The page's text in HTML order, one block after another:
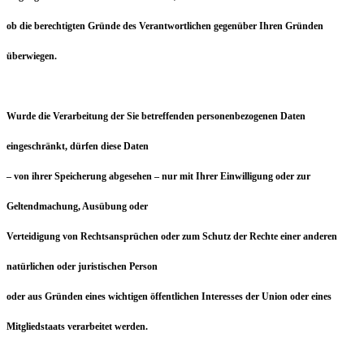
ob die berechtigten Gründe des Verantwortlichen gegenüber Ihren Gründen
überwiegen.
Wurde die Verarbeitung der Sie betreffenden personenbezogenen Daten
eingeschränkt, dürfen diese Daten
– von ihrer Speicherung abgesehen – nur mit Ihrer Einwilligung oder zur
Geltendmachung, Ausübung oder
Verteidigung von Rechtsansprüchen oder zum Schutz der Rechte einer anderen
natürlichen oder juristischen Person
oder aus Gründen eines wichtigen öffentlichen Interesses der Union oder eines
Mitgliedstaats verarbeitet werden.